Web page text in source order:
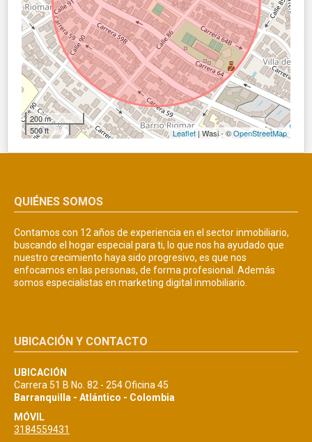
200 m
500 ft
Leaflet | Wasi - ©OpenStreetMap
QUIÉNES SOMOS
Contamos con 12 años de experiencia en el sector inmobiliario,
buscando el hogar especial para ti, lo que nos ha ayudado que
nuestro crecimiento haya sido progresivo, es que nos
enfocamos en las personas, de forma profesional. Además
somos especialistas en marketing digital inmobiliario.
UBICACIÓN Y CONTACTO
UBICACIÓN
Carrera 51 B No. 82 - 254 Oficina 45
Barranquilla - Atlántico - Colombia
MÓVIL
3184559431